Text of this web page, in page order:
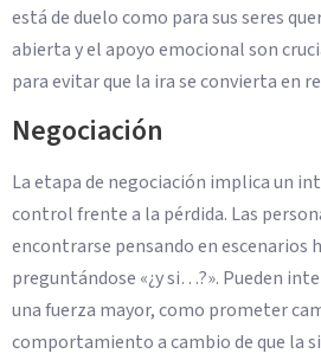
está de duelo como para sus seres
abierta y el apoyo emocional son
para evitar que la ira se convierta en
Negociación
La etapa de negociación implica un
control frente a la pérdida. Las
encontrarse pensando en escenarios
preguntándose «¿y si…?». Pueden
una fuerza mayor, como prometer
comportamiento a cambio de que la